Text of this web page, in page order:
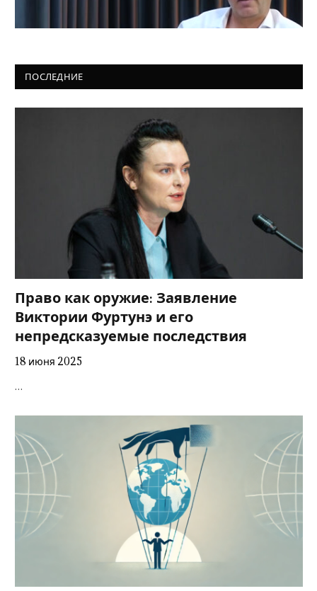
ПОСЛЕДНИЕ
Право как оружие: Заявление
Виктории Фуртунэ и его
непредсказуемые последствия
18 июня 2025
…